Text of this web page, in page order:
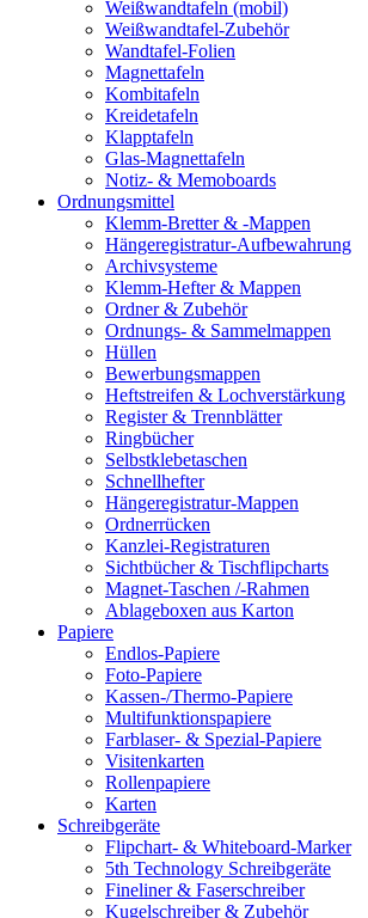
Weißwandtafeln (mobil)
Weißwandtafel-Zubehör
Wandtafel-Folien
Magnettafeln
Kombitafeln
Kreidetafeln
Klapptafeln
Glas-Magnettafeln
Notiz- & Memoboards
Ordnungsmittel
Klemm-Bretter & -Mappen
Hängeregistratur-Aufbewahrung
Archivsysteme
Klemm-Hefter & Mappen
Ordner & Zubehör
Ordnungs- & Sammelmappen
Hüllen
Bewerbungsmappen
Heftstreifen & Lochverstärkung
Register & Trennblätter
Ringbücher
Selbstklebetaschen
Schnellhefter
Hängeregistratur-Mappen
Ordnerrücken
Kanzlei-Registraturen
Sichtbücher & Tischflipcharts
Magnet-Taschen /-Rahmen
Ablageboxen aus Karton
Papiere
Endlos-Papiere
Foto-Papiere
Kassen-/Thermo-Papiere
Multifunktionspapiere
Farblaser- & Spezial-Papiere
Visitenkarten
Rollenpapiere
Karten
Schreibgeräte
Flipchart- & Whiteboard-Marker
5th Technology Schreibgeräte
Fineliner & Faserschreiber
Kugelschreiber & Zubehör